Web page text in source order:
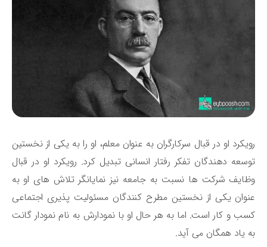
او در قبال سرکارگران به عنوان معلم، او را به یکی از نخستین
‌دهندگان تفکر رفتار انسانی تبدیل کرد. رویکرد او در قبال
شرکت ‌ها نسبت به جامعه نیز نمایانگر تلاش ‌های او به
یکی از نخستین مطرح ‌کنندگان مسئولیت‌ پذیری اجتماعی
و کار است. اما به هر حال او با نمودارش به نام نمودار گانت
یاد همگان می ‌آید.